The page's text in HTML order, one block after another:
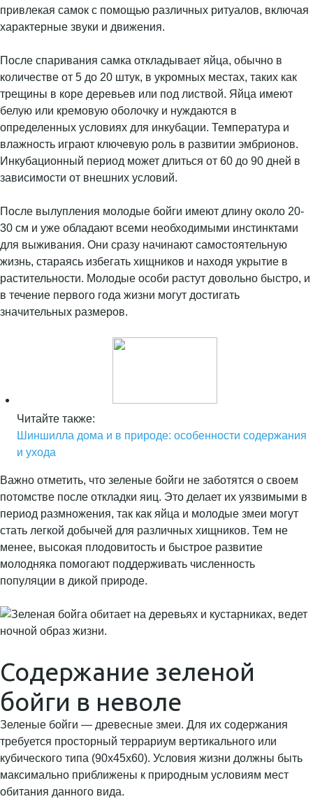
привлекая самок с помощью различных ритуалов, включая
характерные звуки и движения.
После спаривания самка откладывает яйца, обычно в
количестве от 5 до 20 штук, в укромных местах, таких как
трещины в коре деревьев или под листвой. Яйца имеют
белую или кремовую оболочку и нуждаются в
определенных условиях для инкубации. Температура и
влажность играют ключевую роль в развитии эмбрионов.
Инкубационный период может длиться от 60 до 90 дней в
зависимости от внешних условий.
После вылупления молодые бойги имеют длину около 20-
30 см и уже обладают всеми необходимыми инстинктами
для выживания. Они сразу начинают самостоятельную
жизнь, стараясь избегать хищников и находя укрытие в
растительности. Молодые особи растут довольно быстро, и
в течение первого года жизни могут достигать
значительных размеров.
Читайте также:
Шиншилла дома и в природе: особенности содержания
и ухода
Важно отметить, что зеленые бойги не заботятся о своем
потомстве после откладки яиц. Это делает их уязвимыми в
период размножения, так как яйца и молодые змеи могут
стать легкой добычей для различных хищников. Тем не
менее, высокая плодовитость и быстрое развитие
молодняка помогают поддерживать численность
популяции в дикой природе.
Содержание зеленой
бойги в неволе
Зеленые бойги — древесные змеи. Для их содержания
требуется просторный террариум вертикального или
кубического типа (90х45х60). Условия жизни должны быть
максимально приближены к природным условиям мест
обитания данного вида.